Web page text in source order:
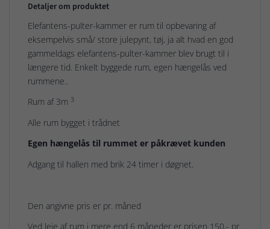
Detaljer om produktet
Elefantens-pulter-kammer er rum til opbevaring af
eksempelvis små/ store julepynt, tøj, ja alt hvad en god
gammeldags elefantens-pulter-kammer blev brugt til i
længere tid. Enkelt byggede rum, egen hængelås ved
rummene..
Rum af 3m 3
Alle rum bygget i trådnet
Egen hængelås til rummet er påkrævet kunden
Adgang til hallen med brik 24 timer i døgnet.
Den angivne pris er pr. måned
Ved leje af rum i mere end 6 måneder er prisen 150,- pr.